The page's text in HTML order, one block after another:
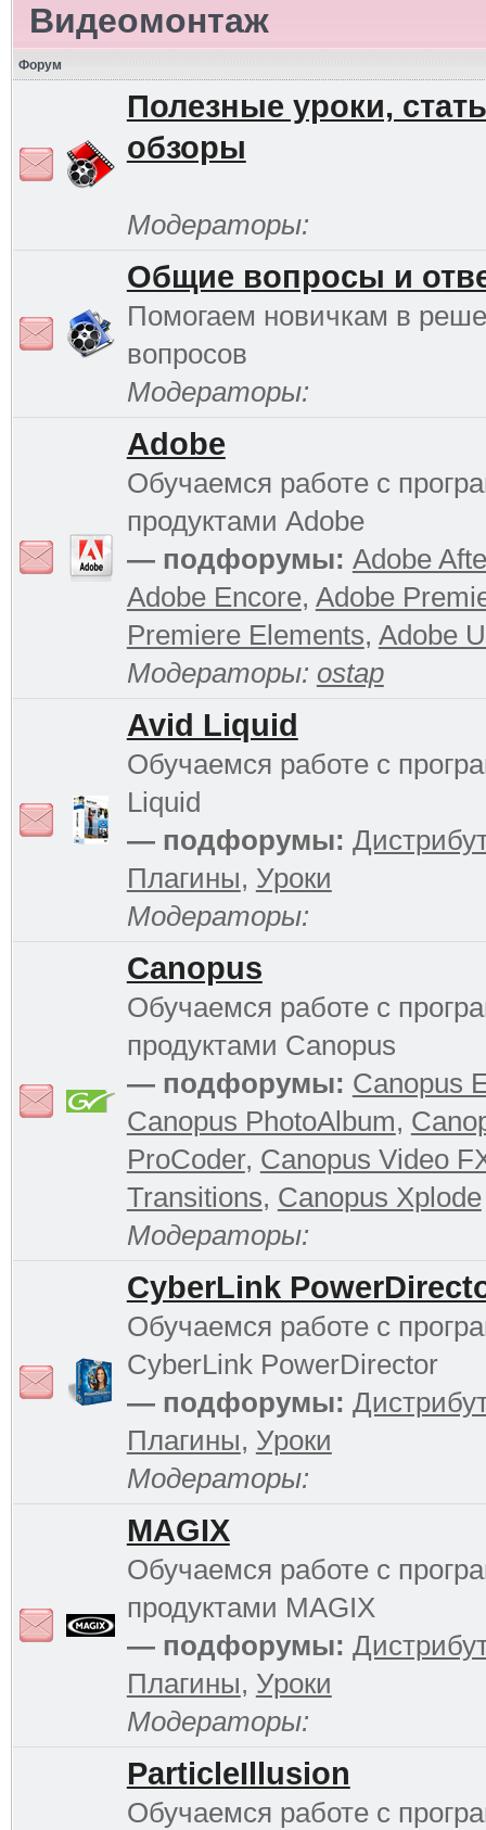
Видеомонтаж
Форум
Полезные уроки,
обзоры
Модераторы:
Общие вопросы и
Помогаем новичкам в
вопросов
Модераторы:
Adobe
Обучаемся работе с
продуктами Adobe
— подфорумы: Adobe
Adobe Encore, Adobe
Premiere Elements, Adobe
Модераторы: ostap
Avid Liquid
Обучаемся работе с
Liquid
— подфорумы:
Плагины, Уроки
Модераторы:
Canopus
Обучаемся работе с
продуктами Canopus
— подфорумы: Canopus
Canopus PhotoAlbum,
ProCoder, Canopus Video
Transitions, Canopus Xplode
Модераторы:
CyberLink
Обучаемся работе с
CyberLink PowerDirector
— подфорумы:
Плагины, Уроки
Модераторы:
MAGIX
Обучаемся работе с
продуктами MAGIX
— подфорумы:
Плагины, Уроки
Модераторы:
ParticleIllusion
Обучаемся работе с